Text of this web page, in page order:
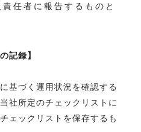
任者に報告するものと
記録】
基づく運用状況を確認する
社所定のチェックリストに
ェックリストを保存するも